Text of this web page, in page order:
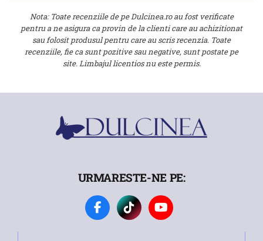
Nota: Toate recenziile de pe Dulcinea.ro au fost verificate
pentru a ne asigura ca provin de la clienti care au achizitionat
sau folosit produsul pentru care au scris recenzia. Toate
recenziile, fie ca sunt pozitive sau negative, sunt postate pe
site. Limbajul licentios nu este permis.
URMARESTE-NE PE: